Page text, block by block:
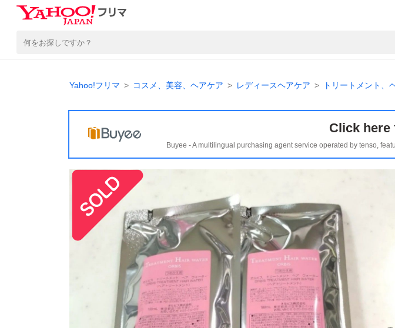
Yahoo!フリマ コスメ、美容、ヘアケア レディースヘアケア トリートメント、
Click here
Buyee - A multilingual purchasing agent service operated by tenso,